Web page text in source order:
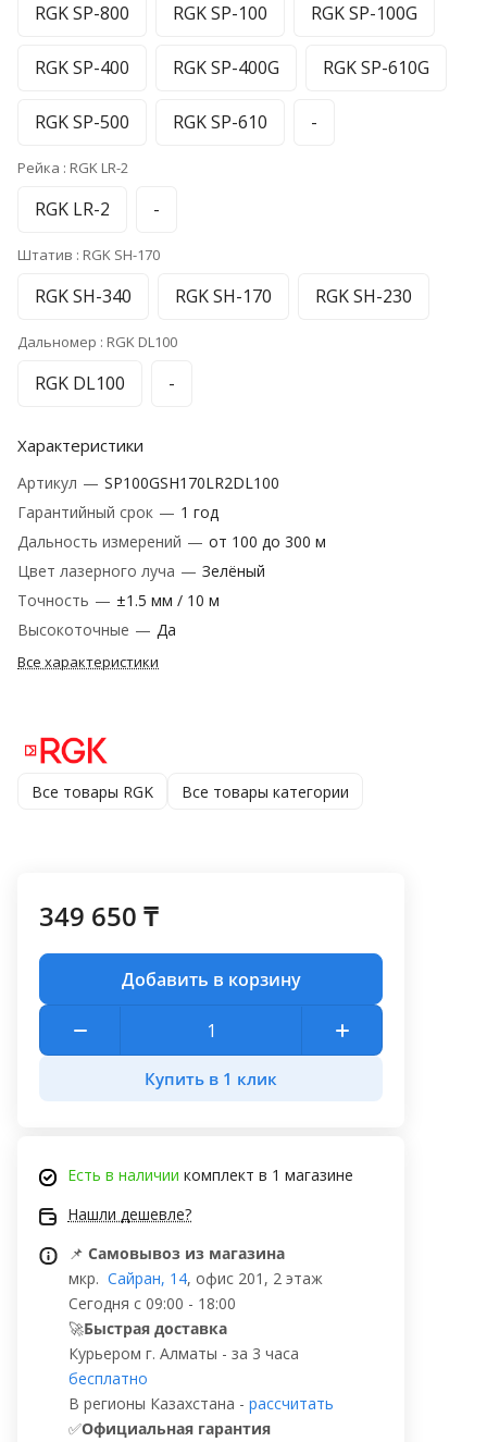
RGK SP-800 RGK SP-100 RGK SP-100G
RGK SP-400 RGK SP-400G RGK SP-610G
RGK SP-500 RGK SP-610 -
Рейка : RGK LR-2
RGK LR-2 -
Штатив : RGK SH-170
RGK SH-340 RGK SH-170 RGK SH-230
Дальномер : RGK DL100
RGK DL100 -
Характеристики
Артикул — SP100GSH170LR2DL100
Гарантийный срок — 1 год
Дальность измерений — от 100 до 300 м
Цвет лазерного луча — Зелёный
Точность — ±1.5 мм / 10 м
Высокоточные — Да
Все характеристики
Все товары RGK Все товары категории
349 650 ₸
Добавить в корзину
Купить в 1 клик
Есть в наличии комплект в 1 магазине
Нашли дешевле?
📌 Самовывоз из магазина
мкр. Сайран, 14, офис 201, 2 этаж
Сегодня с 09:00 - 18:00
🚀Быстрая доставка
Курьером г. Алматы - за 3 часа
бесплатно
В регионы Казахстана - рассчитать
✅Официальная гарантия